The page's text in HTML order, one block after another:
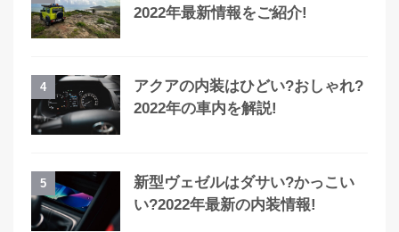
2022年最新情報をご紹介!
4
アクアの内装はひどい?おしゃれ?
2022年の車内を解説!
5
新型ヴェゼルはダサい?かっこい
い?2022年最新の内装情報!